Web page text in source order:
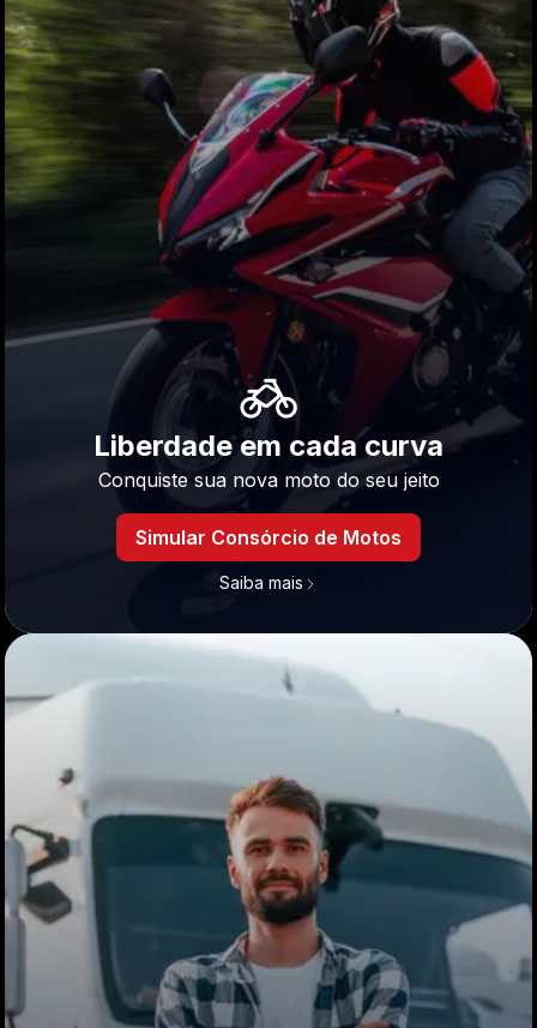
Liberdade em cada curva
Conquiste sua nova moto do seu jeito
Simular Consórcio de Motos
Saiba mais